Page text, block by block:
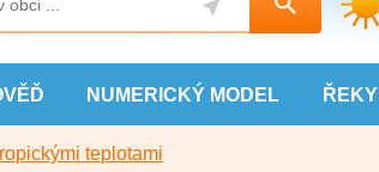
NUMERICKÝ MODEL ŘEKY
teplotami